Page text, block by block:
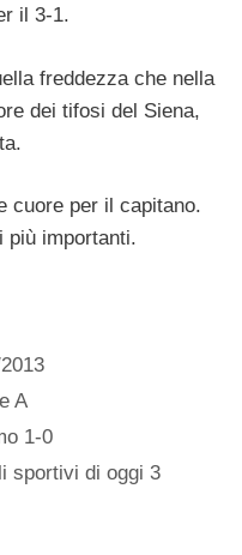
il 3-1.
freddezza che nella
dei tifosi del Siena,
cuore per il capitano.
più importanti.
A
1-0
sportivi di oggi 3